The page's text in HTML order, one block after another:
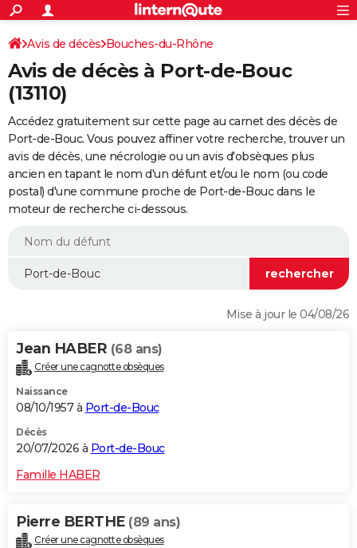
ACTUALITÉS
Politique
Société
Faits Divers
Education
Monde
Villes
+
SPORT
Coupe du monde 2026
Football
Tennis
Cyclisme
Rugby
Forum
FINANCE
Retraite
Impôts
Epargne
Immobilier
Risques naturels par ville
Banque
Assurance
Crédit
Essais
Réserver un essai
Citadines
Berlines
SUV
Forum auto
+
HIGH-TECH
Mobiles
Meilleur smartphone
Internet
Ordinateurs
Jeux vidéo
Guide high-tech
+BRICOLAGE
Forum
Aménagement intérieur
Extérieur
Cuisine
Salle de bains
Jardinage
Rangement
WEEK-END
Guides de France
Escapades
Patrimoine
Expositions
Musées
Week-end nature
LIFESTYLE
Alimentation
Guide de la santé
Maladies
Médicaments
Sommeil
VOYAGE
Destinations
City break
Voyage nature
Voyage de noces
Forum
Climat
+PHOTO
GUIDES D'ACHAT
BONS PLANS
CARTE DE VOEUX
Dictionnaire
Biographies
Citations
Expressions
Proverbes
PROGRAMME TV
S'inscrire
Connexion
Avis de décès Bouches-du-Rhône
Avis de décès à Port-de-Bouc
(13110)
Accédez gratuitement sur cette page au carnet des décès de
Port-de-Bouc. Vous pouvez affiner votre recherche, trouver un
avis de décès, une nécrologie ou un avis d'obsèques plus
ancien en tapant le nom d'un défunt et/ou le nom (ou code
postal) d'une commune proche de Port-de-Bouc dans le
moteur de recherche ci-dessous.
Mise à jour le 04/08/26
Jean HABER (68 ans)
Créer une cagnotte obsèques
Naissance
08/10/1957 à Port-de-Bouc
Décès
20/07/2026 à Port-de-Bouc
Famille HABER
Pierre BERTHE (89 ans)
Créer une cagnotte obsèques